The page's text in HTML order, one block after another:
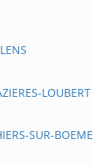
LOUBERT
SUR-BOEME